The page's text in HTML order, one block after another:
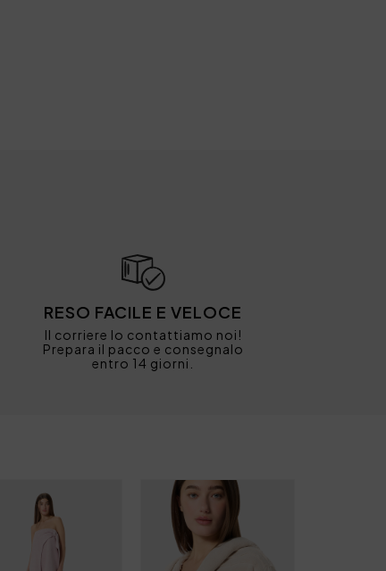
RESO FACILE E VELOCE
Il corriere lo contattiamo noi!
Prepara il pacco e consegnalo
entro 14 giorni.